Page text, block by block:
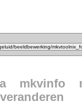
mkvinfo
veranderen